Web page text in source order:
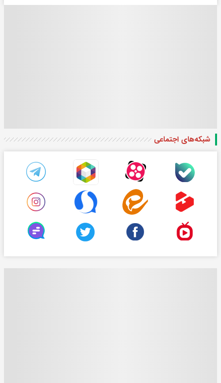
شبکه‌های اجتماعی